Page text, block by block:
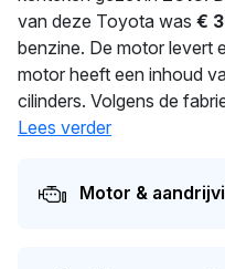
van deze Toyota was €
benzine. De motor levert
motor heeft een inhoud
cilinders. Volgens de
6.7 l/100 km. Dit model
APK is geldig tot 31-12-
eigenaren gehad in het
Lees verder
Motor &